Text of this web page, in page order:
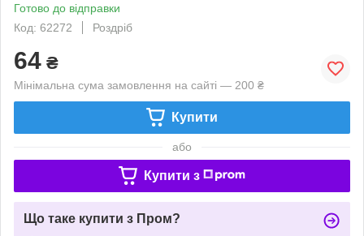
Готово до відправки
Код: 62272
Роздріб
64 ₴
Мінімальна сума замовлення на сайті — 200 ₴
Купити
або
Купити з
Що таке купити з Пром?